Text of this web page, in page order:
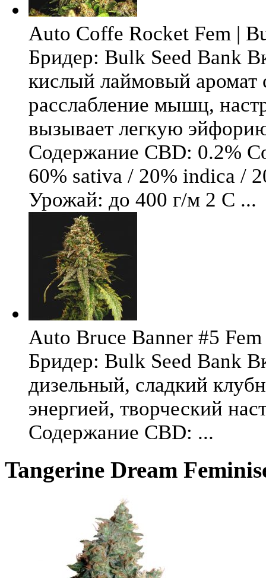
Auto Coffe Rocket Fem |
Бридер: Bulk Seed Bank
кислый лаймовый аромат
расслабление мышц,
вызывает легкую
Содержание CBD: 0.2%
60% sativa / 20% indica /
Урожай: до 400 г/м 2 С ...
Auto Bruce Banner #5
Бридер: Bulk Seed Bank
дизельный, сладкий
энергией, творческий
Содержание CBD: ...
Tangerine Dream